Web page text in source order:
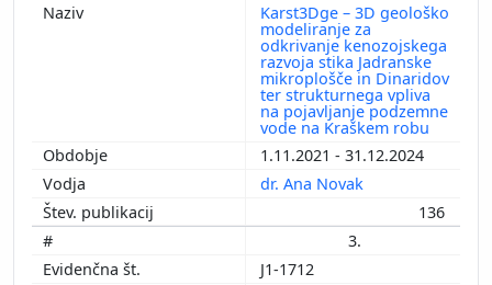
Karst3Dge – 3D geološko
modeliranje za
odkrivanje kenozojskega
razvoja stika Jadranske
mikroplošče in Dinaridov
ter strukturnega vpliva
na pojavljanje podzemne
vode na Kraškem robu
1.11.2021 - 31.12.2024
dr. Ana Novak
136
3.
J1-1712